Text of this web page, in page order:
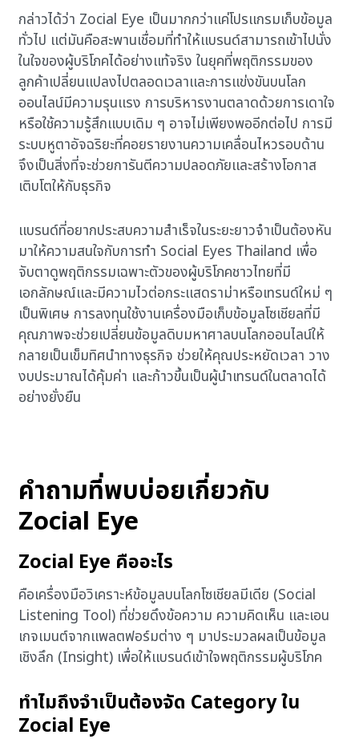
กล่าวได้ว่า Zocial Eye เป็นมากกว่าแค่โปรแกรมเก็บข้อมูล
ทั่วไป แต่มันคือสะพานเชื่อมที่ทำให้แบรนด์สามารถเข้าไปนั่ง
ในใจของผู้บริโภคได้อย่างแท้จริง ในยุคที่พฤติกรรมของ
ลูกค้าเปลี่ยนแปลงไปตลอดเวลาและการแข่งขันบนโลก
ออนไลน์มีความรุนแรง การบริหารงานตลาดด้วยการเดาใจ
หรือใช้ความรู้สึกแบบเดิม ๆ อาจไม่เพียงพออีกต่อไป การมี
ระบบหูตาอัจฉริยะที่คอยรายงานความเคลื่อนไหวรอบด้าน
จึงเป็นสิ่งที่จะช่วยการันตีความปลอดภัยและสร้างโอกาส
เติบโตให้กับธุรกิจ
แบรนด์ที่อยากประสบความสำเร็จในระยะยาวจำเป็นต้องหัน
มาให้ความสนใจกับการทำ Social Eyes Thailand เพื่อ
จับตาดูพฤติกรรมเฉพาะตัวของผู้บริโภคชาวไทยที่มี
เอกลักษณ์และมีความไวต่อกระแสดราม่าหรือเทรนด์ใหม่ ๆ
เป็นพิเศษ การลงทุนใช้งานเครื่องมือเก็บข้อมูลโซเชียลที่มี
คุณภาพจะช่วยเปลี่ยนข้อมูลดิบมหาศาลบนโลกออนไลน์ให้
กลายเป็นเข็มทิศนำทางธุรกิจ ช่วยให้คุณประหยัดเวลา วาง
งบประมาณได้คุ้มค่า และก้าวขึ้นเป็นผู้นำเทรนด์ในตลาดได้
อย่างยั่งยืน
คำถามที่พบบ่อยเกี่ยวกับ
Zocial Eye
Zocial Eye คืออะไร
คือเครื่องมือวิเคราะห์ข้อมูลบนโลกโซเชียลมีเดีย (Social
Listening Tool) ที่ช่วยดึงข้อความ ความคิดเห็น และเอน
เกจเมนต์จากแพลตฟอร์มต่าง ๆ มาประมวลผลเป็นข้อมูล
เชิงลึก (Insight) เพื่อให้แบรนด์เข้าใจพฤติกรรมผู้บริโภค
ทำไมถึงจำเป็นต้องจัด Category ใน
Zocial Eye